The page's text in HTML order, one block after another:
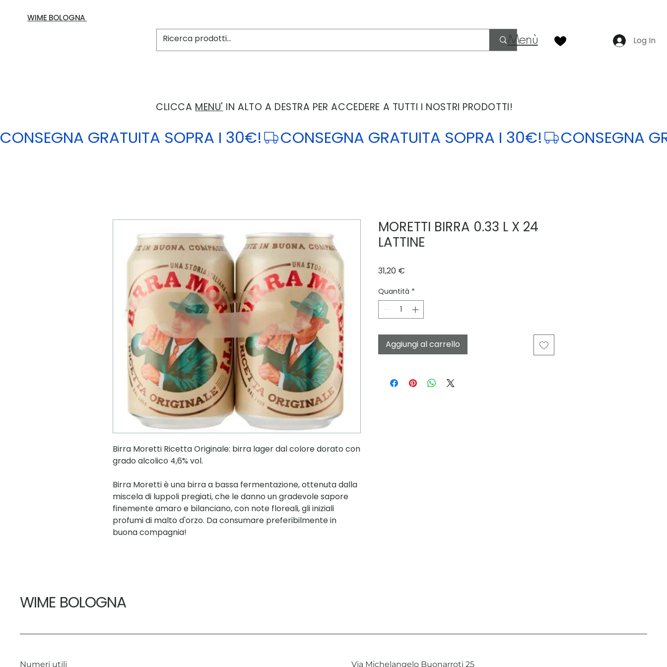
WIME BOLOGNA
CLICCA MENU' IN ALTO A DESTRA PER ACCEDERE A TUTTI I NOSTRI PRODOTTI!
Menù Log In
CONSEGNA GRATUITA SOPRA I 30€!
Birra Moretti Ricetta Originale: birra lager dal colore dorato con
grado alcolico 4,6% vol.
Birra Moretti è una birra a bassa fermentazione, ottenuta dalla
miscela di luppoli pregiati, che le danno un gradevole sapore
finemente amaro e bilanciano, con note floreali, gli iniziali
profumi di malto d'orzo. Da consumare preferibilmente in
buona compagnia!
MORETTI BIRRA 0.33 L X 24
LATTINE
31,20 €
Quantità *
Aggiungi al carrello
WIME BOLOGNA
Numeri utili Via Michelangelo Buonarroti 25